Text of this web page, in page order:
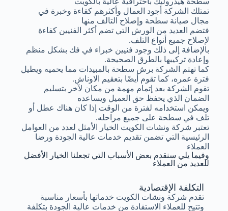
تمتلك الشركة أجود العمال وأكثرهم كفاءة وخبرة في
مجال صيانة سطحة وإصلاح التالف منها
فتضم العديد من الورش التي تضم أكثر الفنيين كفاءة
لإصلاح جميع أنواع التلف.
بالإضافة إلى ذلك وجود فنيين خبراء في فك بشكل منظم
وإعادة تركيبها بالطرق الصحيحة.
كما تهتم الشركة برش سطحة بالمبيدات مما يحميه ويطيل
فترة عمره، كما تقوم أيضًا بتعقيم الاوناش.
تقوم الشركة بعد إتمام مهمة من مكان لآخر بتسليم
الضمان الذي يحفظ حق العميل ويساعده
ويمكن استخدامه لفترة من الوقت إذا كان هناك عطل أو
تلف في سطحة على جميع مراحله.
تعتبر شركة ونشات الكويت الخيار الأمثل لعدد من العوامل
الرئيسية التي تضمن تقديم خدمات عالية الجودة ورضا
العملاء
وفيما يلي سنقدم بعض الأسباب التي تجعلنا الخيار الأفضل
للعديد من العملاء
التكلفة الإقتصادية
تقدم شركة ونشات الكويت خدماتها بأسعار مناسبة
وتتيح للعملاء الاستفادة من خدمات عالية الجودة بتكلفة